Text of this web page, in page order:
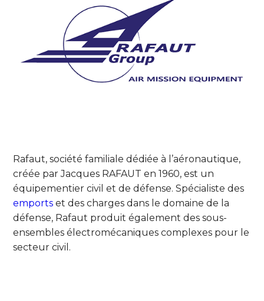
Rafaut, société familiale dédiée à l’aéronautique,
créée par Jacques RAFAUT en 1960, est un
équipementier civil et de défense. Spécialiste des
emportset des charges dans le domaine de la
défense, Rafaut produit également des sous-
ensembles électromécaniques complexes pour le
secteur civil.